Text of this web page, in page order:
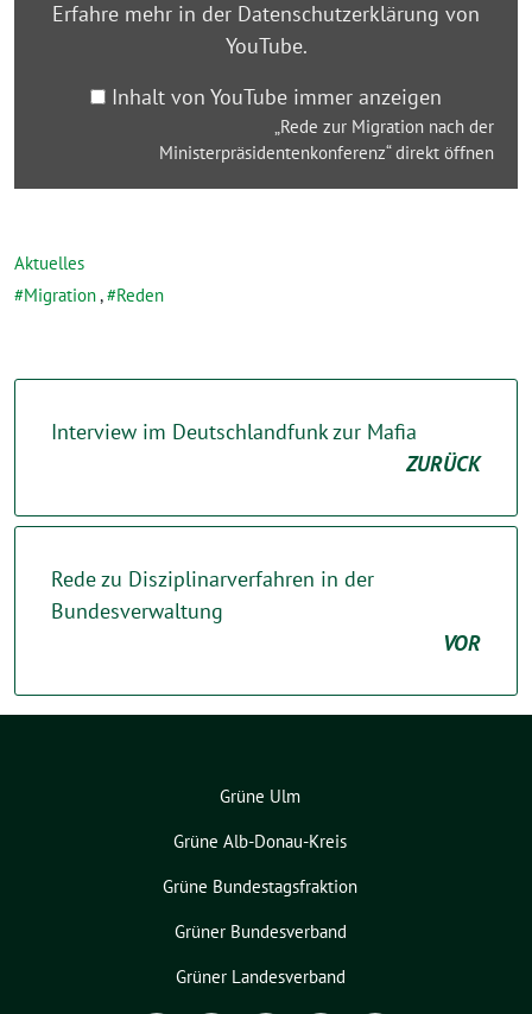
anzeigen
Erfahre mehr in der Datenschutzerklärung von
YouTube.
Inhalt von YouTube immer anzeigen
„Rede zur Migration nach der
Ministerpräsidentenkonferenz“ direkt öffnen
Aktuelles
Migration, Reden
Interview im Deutschlandfunk zur Mafia
ZURÜCK
Rede zu Disziplinarverfahren in der
Bundesverwaltung
VOR
Grüne Ulm
Grüne Alb-Donau-Kreis
Grüne Bundestagsfraktion
Grüner Bundesverband
Grüner Landesverband